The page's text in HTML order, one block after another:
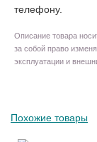
телефону.
Описание товара
за собой право
эксплуатации и
Похожие товары